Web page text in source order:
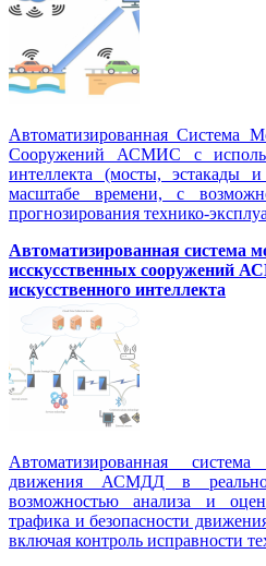
Автоматизированная Система
Сооружений АСМИС с
интеллекта (мосты, эстакады
масштабе времени, с
прогнозирования технико-
Автоматизированная система
исскусственных сооружений
искусственного интеллекта
Автоматизированная
движения АСМДД в
возможностью анализа и
трафика и безопасности
включая контроль исправности